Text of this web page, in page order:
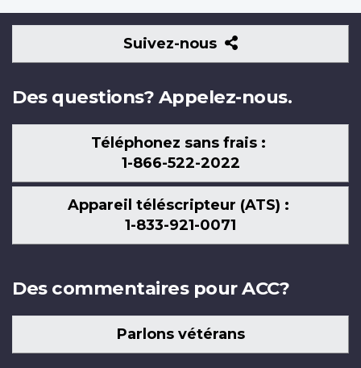
Suivez-nous
Suivez-
nous
Des questions? Appelez-nous.
Téléphonez sans frais :
1-866-522-2022
Appareil téléscripteur (ATS) :
1-833-921-0071
Des commentaires pour ACC?
Parlons vétérans